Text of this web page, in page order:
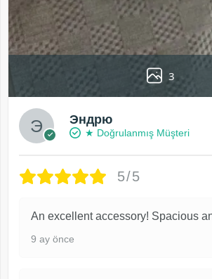
3
Эндрю
★ Doğrulanmış Müşteri
5/5
An excellent accessory! Spacious
9 ay önce